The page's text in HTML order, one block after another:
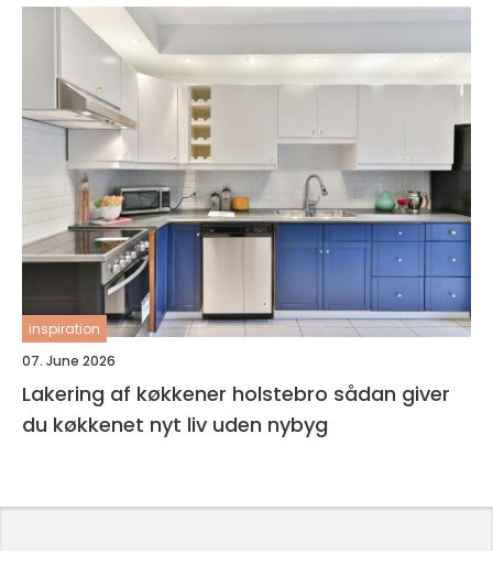
inspiration
07. June 2026
Lakering af køkkener holstebro sådan giver
du køkkenet nyt liv uden nybyg